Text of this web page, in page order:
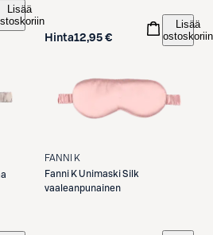
Lisää
Hinta12,95 €
Lisää
ostoskoriin
FANNI K
Fanni KUnimaski Silk
vaaleanpunainen